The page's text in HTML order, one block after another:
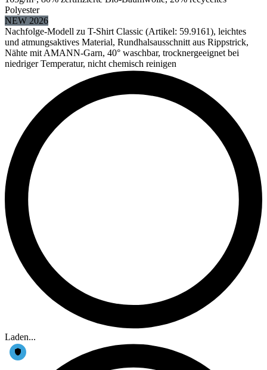
Polyester
NEW 2026
Nachfolge-Modell zu T-Shirt Classic (Artikel: 59.9161), leichtes
und atmungsaktives Material, Rundhalsausschnitt aus Rippstrick,
Nähte mit AMANN-Garn, 40° waschbar, trocknergeeignet bei
niedriger Temperatur, nicht chemisch reinigen
Laden...